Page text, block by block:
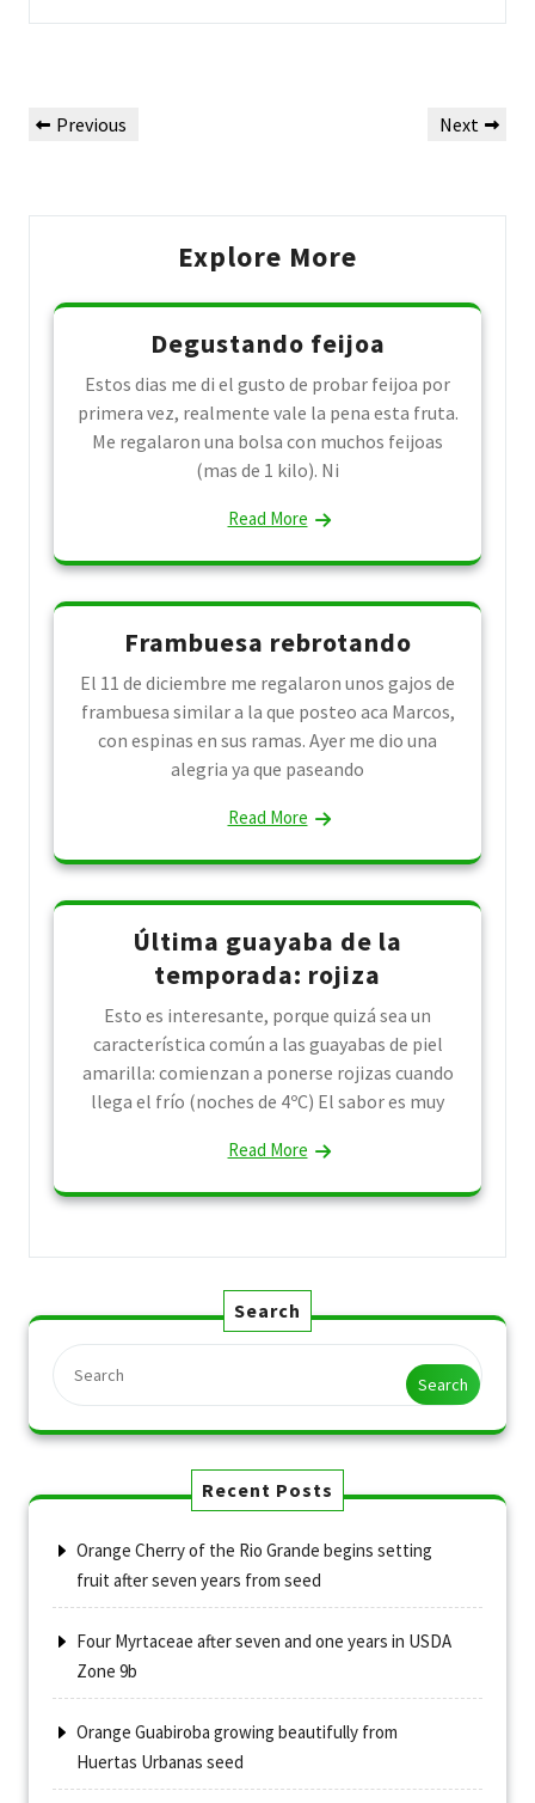
navigation
Previous
Previous
Next
Next
Explore More
Degustando feijoa
Estos dias me di el gusto de probar feijoa por
primera vez, realmente vale la pena esta fruta.
Me regalaron una bolsa con muchos feijoas
(mas de 1 kilo). Ni
Read More
Frambuesa rebrotando
El 11 de diciembre me regalaron unos gajos de
frambuesa similar a la que posteo aca Marcos,
con espinas en sus ramas. Ayer me dio una
alegria ya que paseando
Read More
Última guayaba de la
temporada: rojiza
Esto es interesante, porque quizá sea un
característica común a las guayabas de piel
amarilla: comienzan a ponerse rojizas cuando
llega el frío (noches de 4ºC) El sabor es muy
Read More
Search
Search
Recent Posts
Orange Cherry of the Rio Grande begins setting
fruit after seven years from seed
Four Myrtaceae after seven and one years in USDA
Zone 9b
Orange Guabiroba growing beautifully from
Huertas Urbanas seed